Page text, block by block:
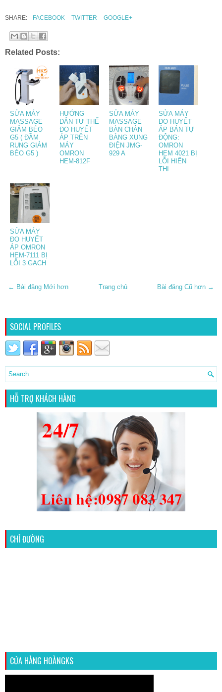
SHARE: FACEBOOK TWITTER GOOGLE+
Related Posts:
SỬA MÁY
MASSAGE
GIẢM BÉO
G5 ( ĐẦM
RUNG GIẢM
BÉO G5 )
HƯỚNG
DẪN TƯ THẾ
ĐO HUYẾT
ÁP TRÊN
MÁY
OMRON
HEM-812F
SỬA MÁY
MASSAGE
BÀN CHÂN
BẰNG XUNG
ĐIỆN JMG-
929 A
SỬA MÁY
ĐO HUYẾT
ÁP BÁN TỰ
ĐỘNG:
OMRON
HEM 4021 BỊ
LỖI HIỂN
THỊ
SỬA MÁY
ĐO HUYẾT
ÁP OMRON
HEM-7111 BỊ
LỖI 3 GẠCH
← Bài đăng Mới hơn Bài đăng Cũ hơn →
Trang chủ
SOCIAL PROFILES
HỖ TRỢ KHÁCH HÀNG
CHỈ ĐƯỜNG
CỬA HÀNG HOÀNGKS